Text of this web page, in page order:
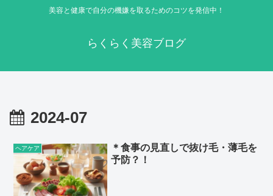
美容と健康で自分の機嫌を取るためのコツを発信中！
らくらく美容ブログ
2024-07
ヘアケア
＊食事の見直しで抜け毛・薄毛を
予防？！